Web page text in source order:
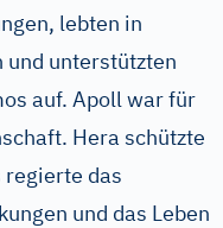
lebten in
und unterstützten
auf. Apoll war für
Hera schützte
regierte das
und das Leben